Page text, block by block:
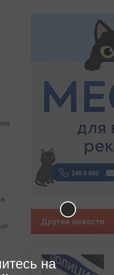
Другие новости
на